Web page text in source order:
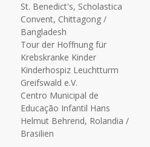
St. Benedict's, Scholastica
Convent, Chittagong /
Bangladesh
Tour der Hoffnung für
Krebskranke Kinder
Kinderhospiz Leuchtturm
Greifswald e.V.
Centro Municipal de
Educação Infantil Hans
Helmut Behrend, Rolandia /
Brasilien